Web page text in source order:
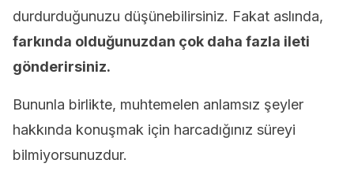
durdurduğunuzu düşünebilirsiniz. Fakat aslında,
farkında olduğunuzdan çok daha fazla ileti
gönderirsiniz.
Bununla birlikte, muhtemelen anlamsız şeyler
hakkında konuşmak için harcadığınız süreyi
bilmiyorsunuzdur.